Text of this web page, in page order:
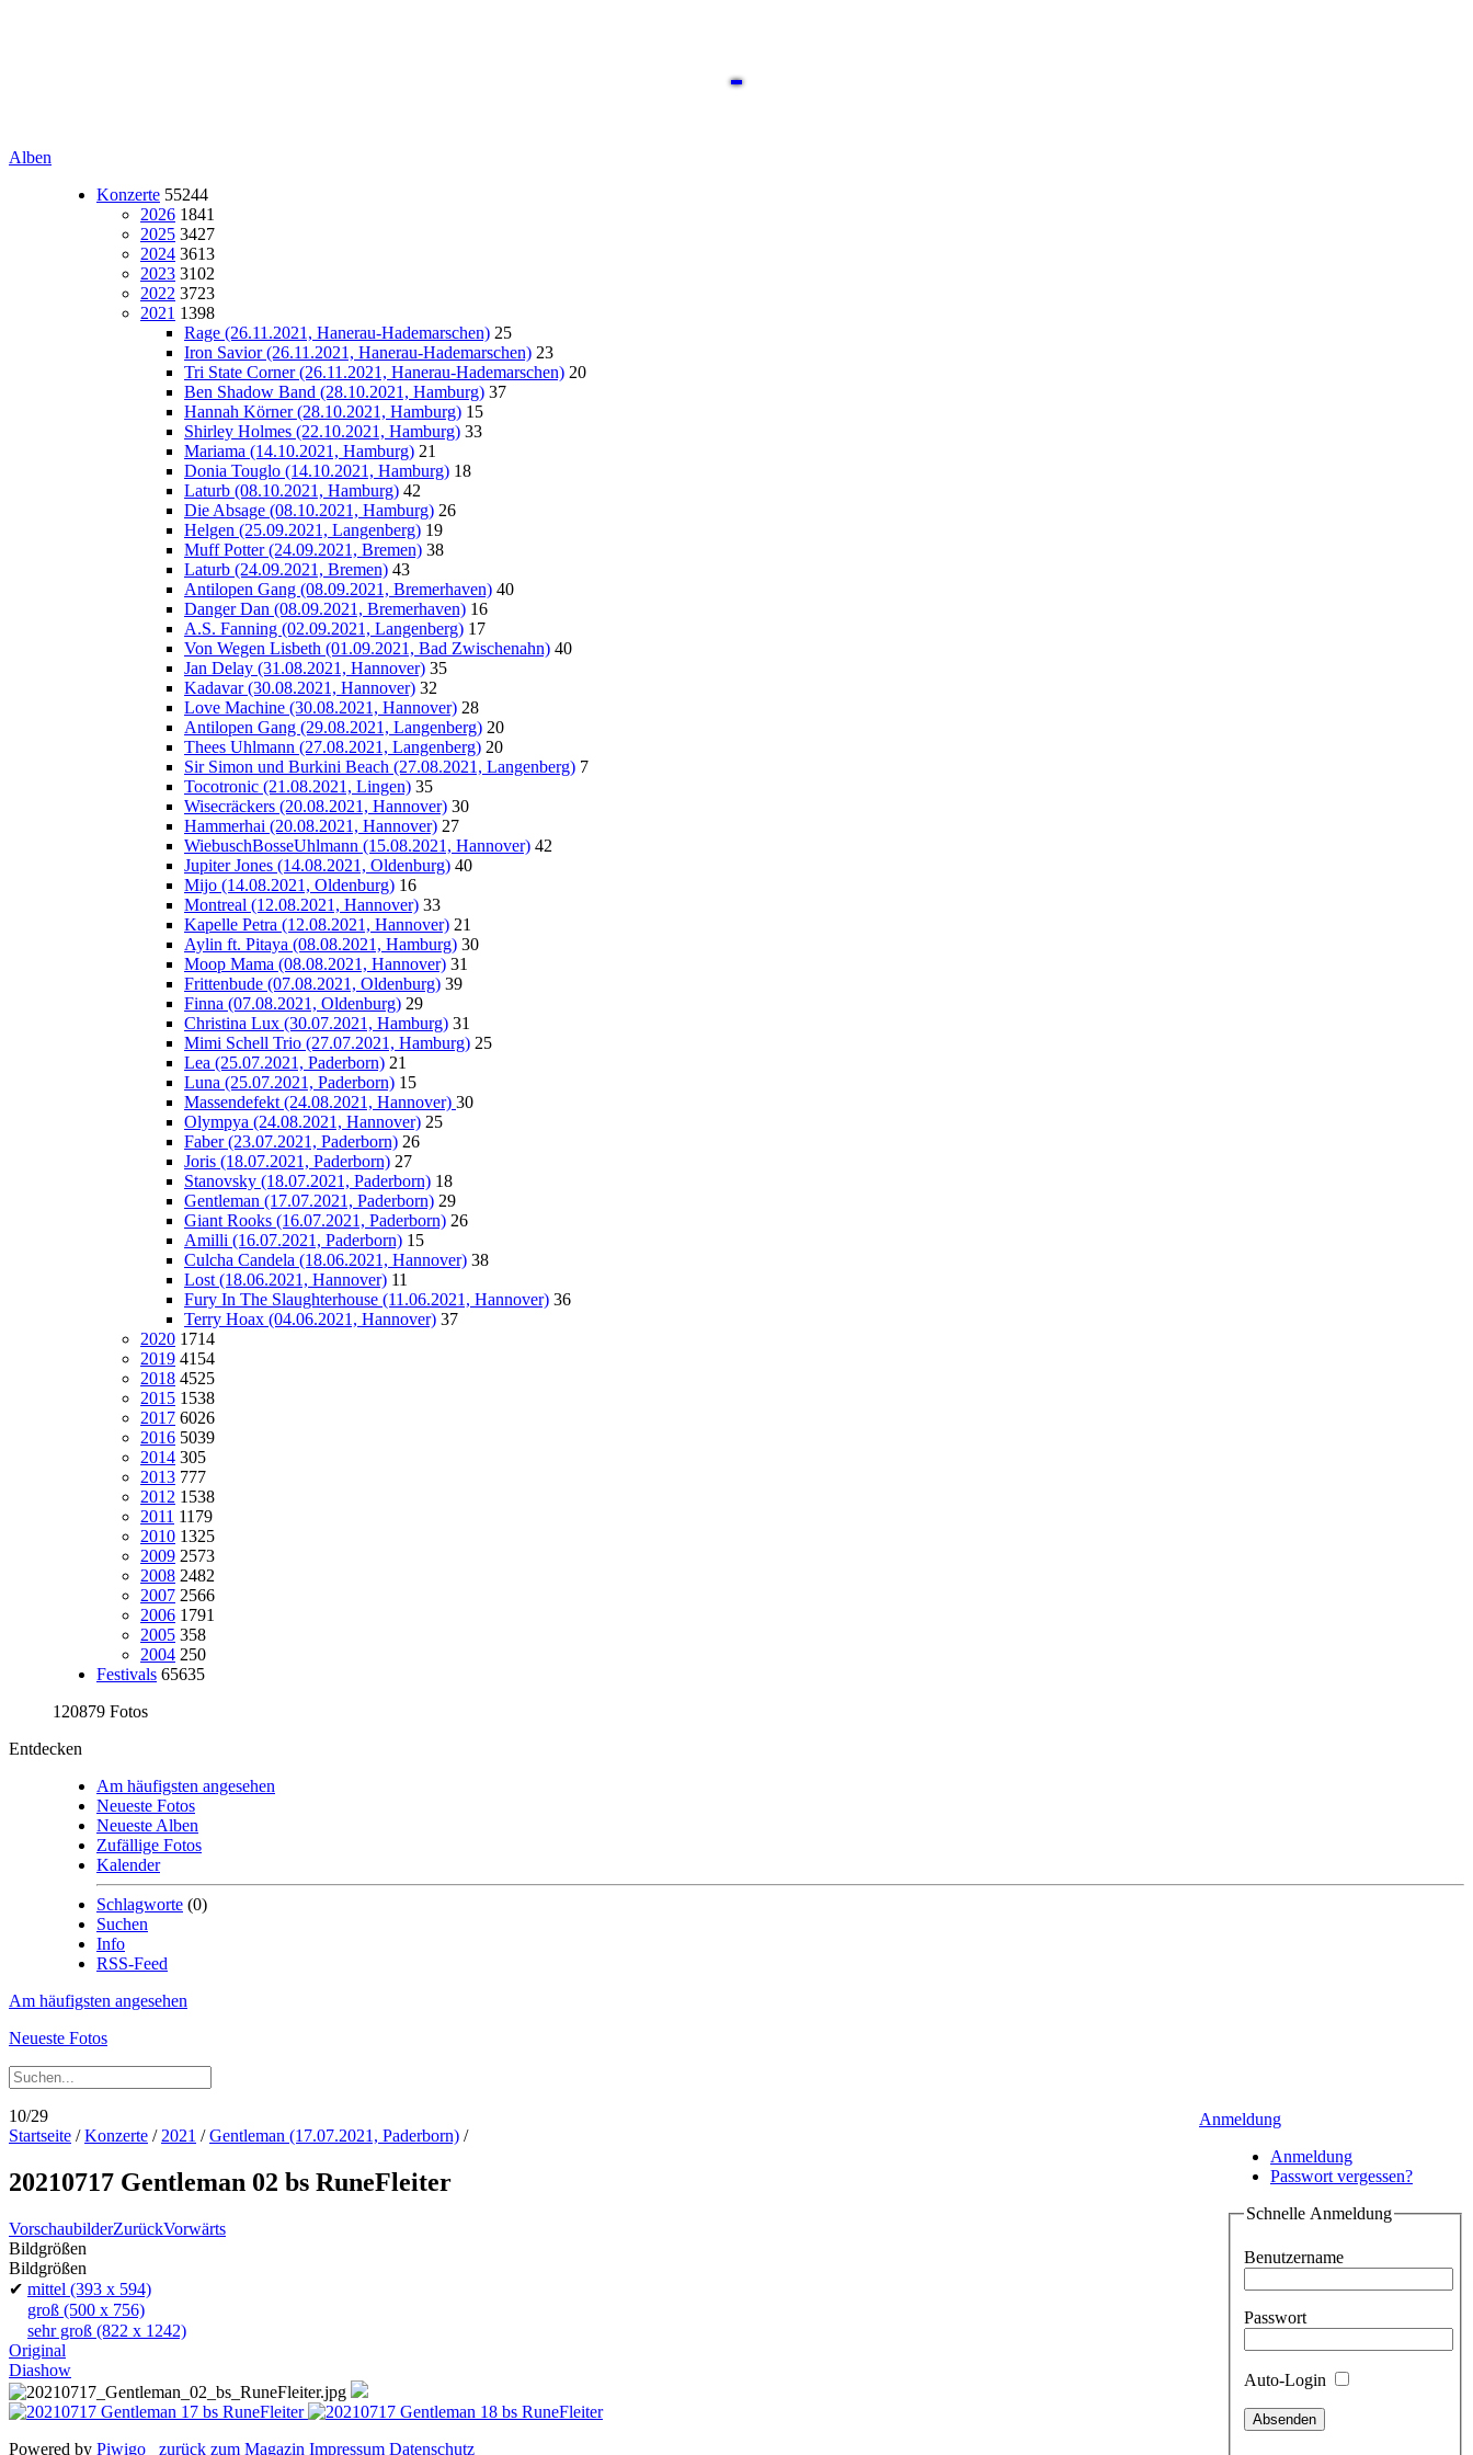
Alben
Konzerte 55244
2026 1841
2025 3427
2024 3613
2023 3102
2022 3723
2021 1398
Rage (26.11.2021, Hanerau-Hademarschen) 25
Iron Savior (26.11.2021, Hanerau-Hademarschen) 23
Tri State Corner (26.11.2021, Hanerau-Hademarschen) 20
Ben Shadow Band (28.10.2021, Hamburg) 37
Hannah Körner (28.10.2021, Hamburg) 15
Shirley Holmes (22.10.2021, Hamburg) 33
Mariama (14.10.2021, Hamburg) 21
Donia Touglo (14.10.2021, Hamburg) 18
Laturb (08.10.2021, Hamburg) 42
Die Absage (08.10.2021, Hamburg) 26
Helgen (25.09.2021, Langenberg) 19
Muff Potter (24.09.2021, Bremen) 38
Laturb (24.09.2021, Bremen) 43
Antilopen Gang (08.09.2021, Bremerhaven) 40
Danger Dan (08.09.2021, Bremerhaven) 16
A.S. Fanning (02.09.2021, Langenberg) 17
Von Wegen Lisbeth (01.09.2021, Bad Zwischenahn) 40
Jan Delay (31.08.2021, Hannover) 35
Kadavar (30.08.2021, Hannover) 32
Love Machine (30.08.2021, Hannover) 28
Antilopen Gang (29.08.2021, Langenberg) 20
Thees Uhlmann (27.08.2021, Langenberg) 20
Sir Simon und Burkini Beach (27.08.2021, Langenberg) 7
Tocotronic (21.08.2021, Lingen) 35
Wisecräckers (20.08.2021, Hannover) 30
Hammerhai (20.08.2021, Hannover) 27
WiebuschBosseUhlmann (15.08.2021, Hannover) 42
Jupiter Jones (14.08.2021, Oldenburg) 40
Mijo (14.08.2021, Oldenburg) 16
Montreal (12.08.2021, Hannover) 33
Kapelle Petra (12.08.2021, Hannover) 21
Aylin ft. Pitaya (08.08.2021, Hamburg) 30
Moop Mama (08.08.2021, Hannover) 31
Frittenbude (07.08.2021, Oldenburg) 39
Finna (07.08.2021, Oldenburg) 29
Christina Lux (30.07.2021, Hamburg) 31
Mimi Schell Trio (27.07.2021, Hamburg) 25
Lea (25.07.2021, Paderborn) 21
Luna (25.07.2021, Paderborn) 15
Massendefekt (24.08.2021, Hannover) 30
Olympya (24.08.2021, Hannover) 25
Faber (23.07.2021, Paderborn) 26
Joris (18.07.2021, Paderborn) 27
Stanovsky (18.07.2021, Paderborn) 18
Gentleman (17.07.2021, Paderborn) 29
Giant Rooks (16.07.2021, Paderborn) 26
Amilli (16.07.2021, Paderborn) 15
Culcha Candela (18.06.2021, Hannover) 38
Lost (18.06.2021, Hannover) 11
Fury In The Slaughterhouse (11.06.2021, Hannover) 36
Terry Hoax (04.06.2021, Hannover) 37
2020 1714
2019 4154
2018 4525
2015 1538
2017 6026
2016 5039
2014 305
2013 777
2012 1538
2011 1179
2010 1325
2009 2573
2008 2482
2007 2566
2006 1791
2005 358
2004 250
Festivals 65635
120879 Fotos
Entdecken
Am häufigsten angesehen
Neueste Fotos
Neueste Alben
Zufällige Fotos
Kalender
Schlagworte (0)
Suchen
Info
RSS-Feed
Am häufigsten angesehen
Neueste Fotos
Anmeldung
Anmeldung
Passwort vergessen?
Schnelle Anmeldung
Benutzername
Passwort
Auto-Login
10/29
Startseite /Konzerte / 2021 /Gentleman (17.07.2021, Paderborn) /
20210717 Gentleman 02 bs RuneFleiter
VorschaubilderZurückVorwärts
Bildgrößen
Bildgrößen
✔ mittel (393 x 594)
groß (500 x 756)
sehr groß (822 x 1242)
Original
Diashow
Powered by Piwigo zurück zum Magazin Impressum Datenschutz